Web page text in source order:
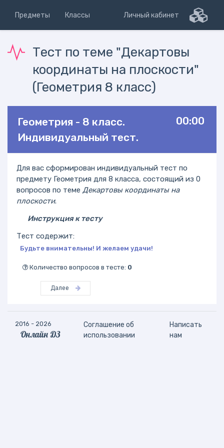
Предметы Классы Личный кабинет
Тест по теме "Декартовы
координаты на плоскости"
(Геометрия 8 класс)
00:00
Геометрия - 8 класс.
Индивидуальный тест.
Для вас сформирован индивидуальный тест по
предмету Геометрия для 8 класса, состоящий из 0
вопросов по теме Декартовы координаты на
плоскости.
Инструкция к тесту
Тест содержит:
Будьте внимательны! И желаем удачи!
Количество вопросов в тесте: 0
Далее
2016 - 2026
Онлайн ДЗ
Соглашение об
использовании
Написать
нам